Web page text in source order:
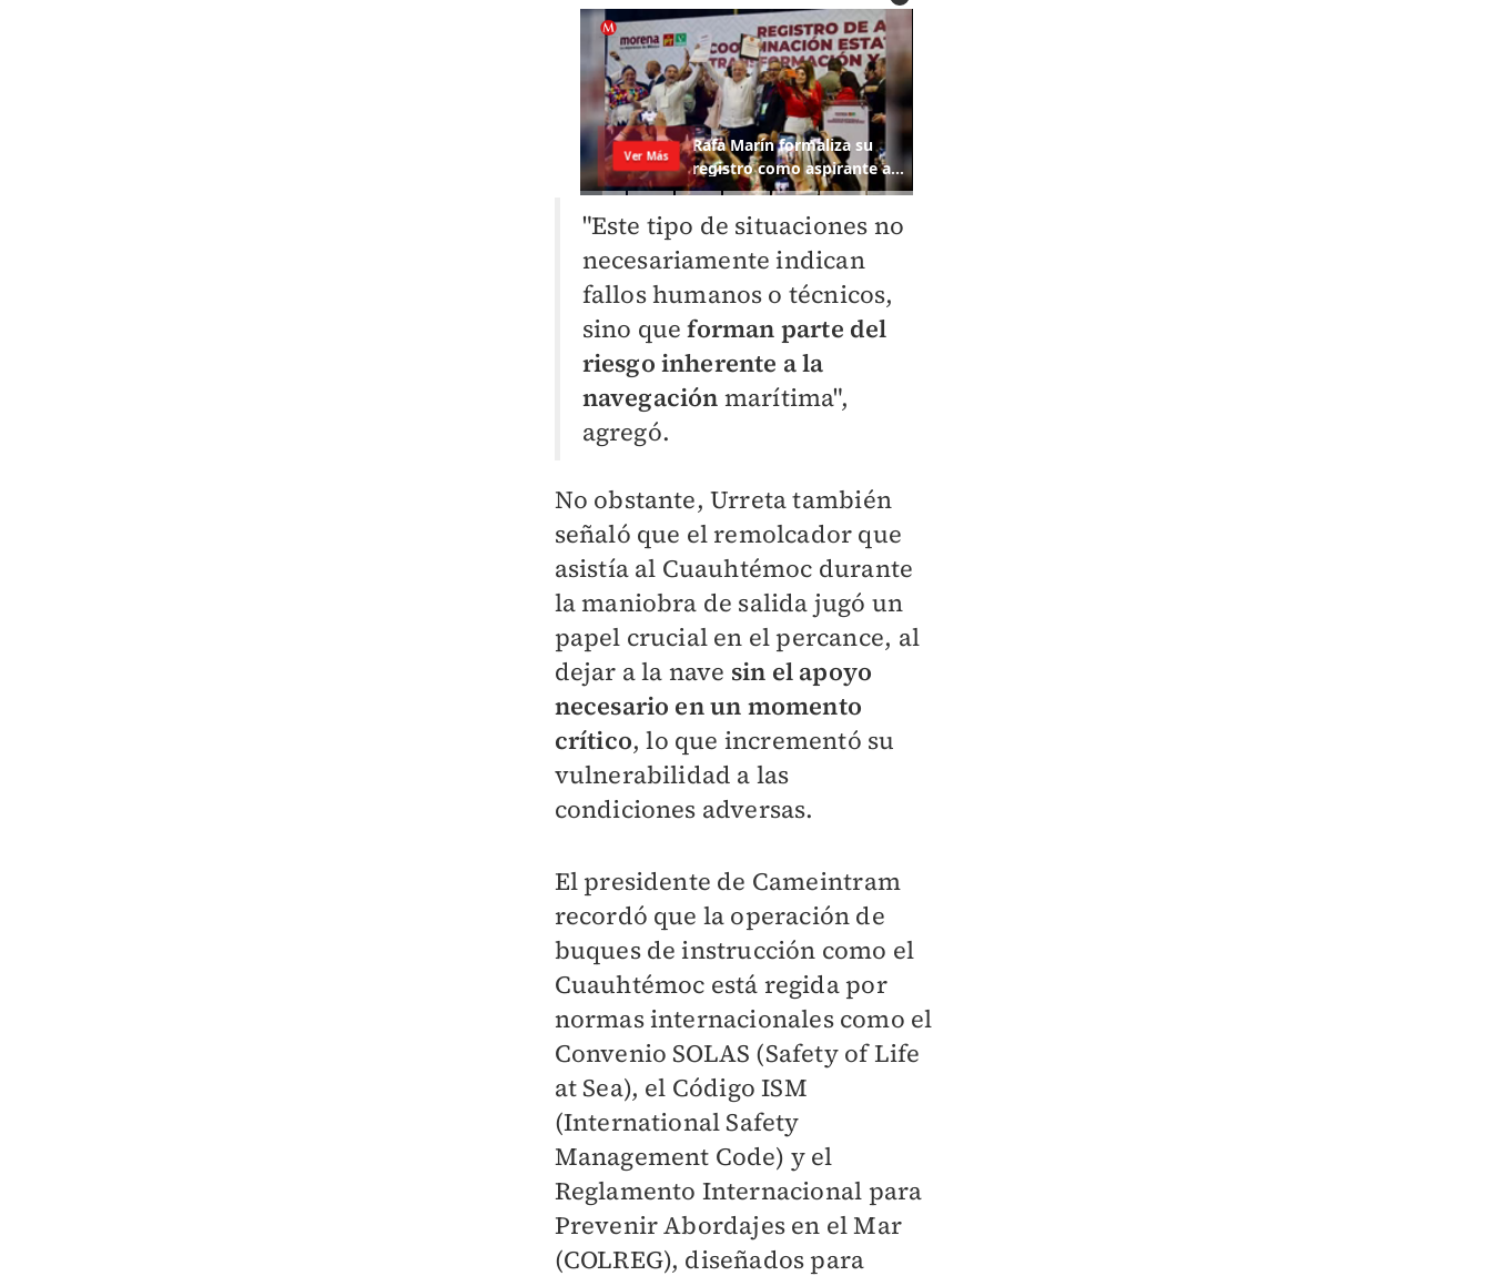
"Este tipo de situaciones no
necesariamente indican
fallos humanos o técnicos,
sino que forman parte del
riesgo inherente a la
navegación marítima",
agregó.
No obstante, Urreta también
señaló que el remolcador que
asistía al Cuauhtémoc durante
la maniobra de salida jugó un
papel crucial en el percance, al
dejar a la nave sin el apoyo
necesario en un momento
crítico, lo que incrementó su
vulnerabilidad a las
condiciones adversas.
El presidente de Cameintram
recordó que la operación de
buques de instrucción como el
Cuauhtémoc está regida por
normas internacionales como el
Convenio SOLAS (Safety of Life
at Sea), el Código ISM
(International Safety
Management Code) y el
Reglamento Internacional para
Prevenir Abordajes en el Mar
(COLREG), diseñados para